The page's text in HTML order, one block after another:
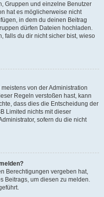
Gruppen und einzelne Benutzer
hat es möglicherweise nicht
in dem du deinen Beitrag
dürfen Dateien hochladen.
falls du dir nicht sicher bist, wieso
von der Administration
Regeln verstoßen hast, kann
dass dies die Entscheidung der
Limited nichts mit dieser
sofern du die nicht
Berechtigungen vergeben hat,
Beitrags, um diesen zu melden.